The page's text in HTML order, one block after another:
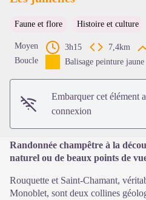
Faune et flore Histoire et culture
Moyen 3h15 7,4km
Boucle
Balisage peinture jaune
Embarquer cet élément
connexion
Randonnée champêtre à la
naturel ou de beaux points de
Rouquette et Saint-Chamant,
Monoblet, sont deux collines